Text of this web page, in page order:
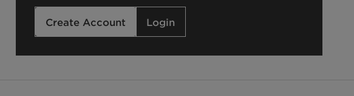
Create Account Login